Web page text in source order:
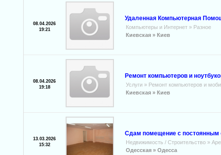
08.04.2026
19:21
Удаленная Компьютерная
Компьютеры и Интернет » Разное
Киевская » Киев
08.04.2026
19:18
Ремонт компьютеров и
Услуги » Ремонт компьютеров и
Киевская » Киев
13.03.2026
15:32
Сдам помещение с постоянным
Недвижимость / Строительство »
Одесская » Одесса